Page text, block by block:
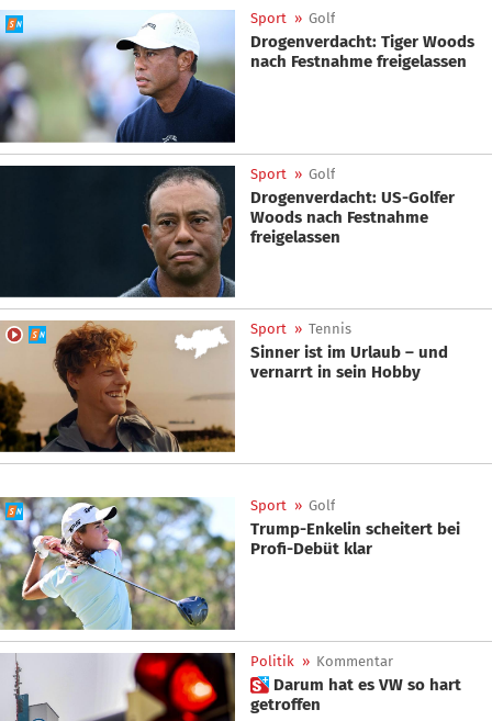
Sport » Golf
Drogenverdacht: Tiger Woods
nach Festnahme freigelassen
Sport » Golf
Drogenverdacht: US-Golfer
Woods nach Festnahme
freigelassen
Sport » Tennis
Sinner ist im Urlaub – und
vernarrt in sein Hobby
Sport » Golf
Trump-Enkelin scheitert bei
Profi-Debüt klar
Politik » Kommentar
 Darum hat es VW so hart
getroffen